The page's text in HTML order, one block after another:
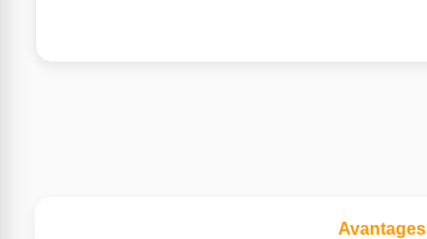
Avantages